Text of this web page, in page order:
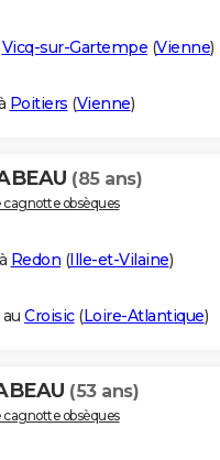
Vicq-sur-Gartempe (Vienne)
Poitiers (Vienne)
(85 ans)
cagnotte obsèques
Redon (Ille-et-Vilaine)
Croisic(Loire-Atlantique)
(53 ans)
cagnotte obsèques